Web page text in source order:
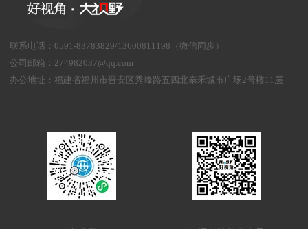
联系电话 ： 0591-83783829/13600811198（微信同步）
公司邮箱： 274982037@qq.com
办公地址： 福建省福州市晋安区秀峰路五四北泰禾城市广场2号楼11层